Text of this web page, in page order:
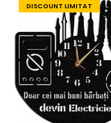
DISCOUNT LIMITAT